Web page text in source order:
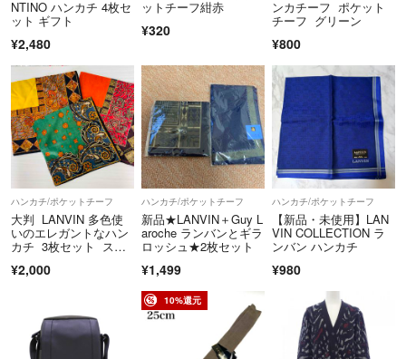
NTINO ハンカチ 4枚セ
ット ギフト
¥2,480
ットチーフ紺赤
¥320
ンカチーフ ポケット
チーフ グリーン
¥800
ハンカチ/ポケットチーフ
大判 LANVIN 多色使
いのエレガントなハン
カチ 3枚セット スカ
¥2,000
ハンカチ/ポケットチーフ
新品★LANVIN＋Guy L
aroche ランバンとギラ
ロッシュ★2枚セット
¥1,499
ハンカチ/ポケットチーフ
【新品・未使用】LAN
VIN COLLECTION ラ
ンバン ハンカチ
¥980
10%還元